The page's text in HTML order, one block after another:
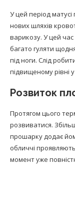
У цей період
нових шляхів
варикозу. У цей
багато гуляти
під ноги. Слід
підвищеному рівні
Розвиток
Протягом цього
розвиватися.
прошарку додає
обличчі
момент уже